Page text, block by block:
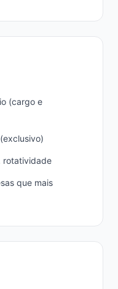
(cargo e
rotatividade
que mais